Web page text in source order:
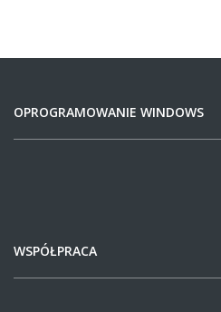
OPROGRAMOWANIE WINDOWS
WSPÓŁPRACA